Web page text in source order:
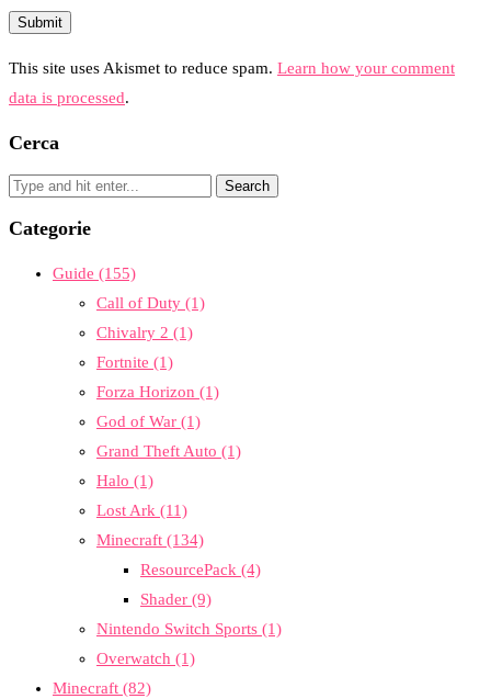
This site uses Akismet to reduce spam. Learn how your comment
data is processed.
Cerca
Categorie
Guide (155)
Call of Duty (1)
Chivalry 2 (1)
Fortnite (1)
Forza Horizon (1)
God of War (1)
Grand Theft Auto (1)
Halo (1)
Lost Ark (11)
Minecraft (134)
ResourcePack (4)
Shader (9)
Nintendo Switch Sports (1)
Overwatch (1)
Minecraft (82)